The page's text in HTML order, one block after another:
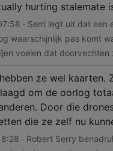
hurting stalemate
· Serri legt uit dat een
waarschijnlijk pas komt
voelen dat doorvechten
ze wel kaarten.
om de oorlog
Door die
die ze zelf nu
· Robert Serry